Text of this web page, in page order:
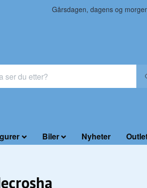
Gårsdagen, dagens og
Biler Nyheter